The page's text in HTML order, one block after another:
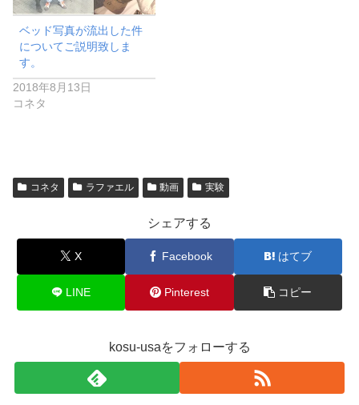
ベッド写真が流出した件
についてご説明致しま
す。
2018年8月13日
コネタ
コネタ ラファエル 動画 実験
シェアする
X Facebook はてブ
LINE Pinterest コピー
kosu-usaをフォローする